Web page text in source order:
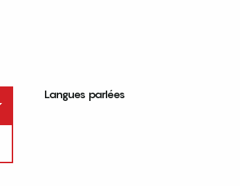
Langues parlées
Langues parlées